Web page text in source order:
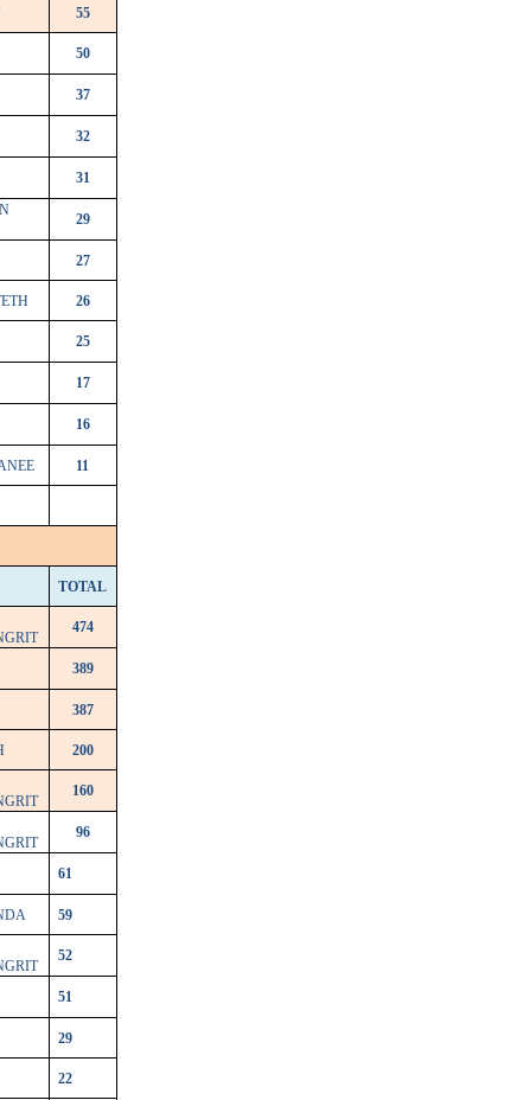
55
50
37
32
31
29
27
26
25
17
16
11
TOTAL
474
389
387
200
160
96
61
59
52
51
29
22